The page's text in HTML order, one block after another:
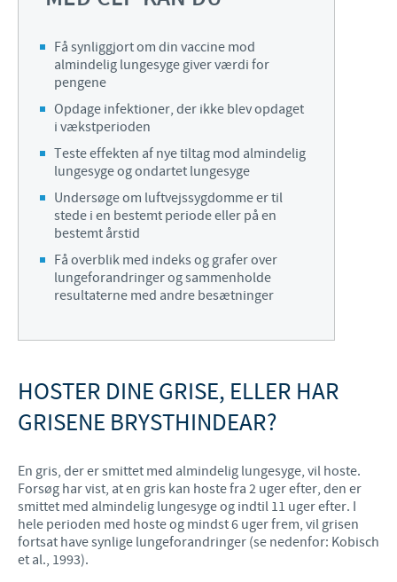
Få synliggjort om din vaccine mod
almindelig lungesyge giver værdi for
pengene
Opdage infektioner, der ikke blev opdaget
i vækstperioden
Teste effekten af nye tiltag mod almindelig
lungesyge og ondartet lungesyge
Undersøge om luftvejssygdomme er til
stede i en bestemt periode eller på en
bestemt årstid
Få overblik med indeks og grafer over
lungeforandringer og sammenholde
resultaterne med andre besætninger
HOSTER DINE GRISE, ELLER HAR
GRISENE BRYSTHINDEAR?
En gris, der er smittet med almindelig lungesyge, vil hoste.
Forsøg har vist, at en gris kan hoste fra 2 uger efter, den er
smittet med almindelig lungesyge og indtil 11 uger efter. I
hele perioden med hoste og mindst 6 uger frem, vil grisen
fortsat have synlige lungeforandringer (se nedenfor: Kobisch
et al., 1993).